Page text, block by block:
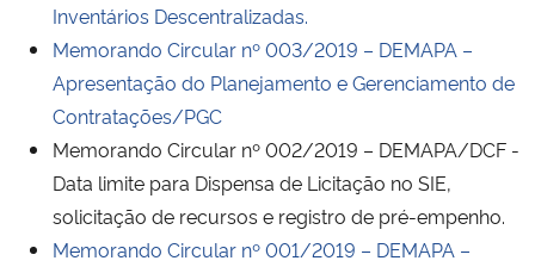
Inventários Descentralizadas.
Memorando Circular nº 003/2019 – DEMAPA –
Apresentação do Planejamento e Gerenciamento de
Contratações/PGC
Memorando Circular nº 002/2019 – DEMAPA/DCF -
Data limite para Dispensa de Licitação no SIE,
solicitação de recursos e registro de pré-empenho.
Memorando Circular nº 001/2019 – DEMAPA –